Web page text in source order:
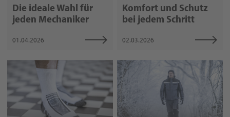
Die ideale Wahl für
jeden Mechaniker
01.04.2026
Komfort und Schutz
bei jedem Schritt
02.03.2026